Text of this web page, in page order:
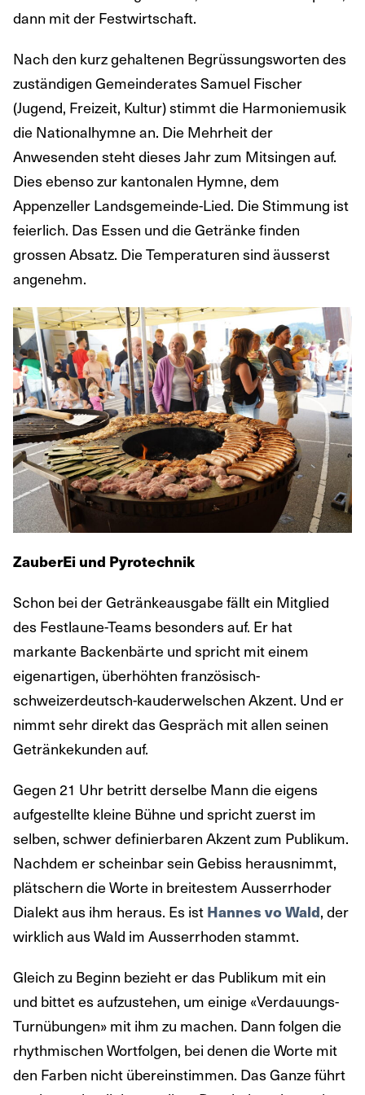
dann mit der Festwirtschaft.
Nach den kurz gehaltenen Begrüssungsworten des
zuständigen Gemeinderates Samuel Fischer
(Jugend, Freizeit, Kultur) stimmt die Harmoniemusik
die Nationalhymne an. Die Mehrheit der
Anwesenden steht dieses Jahr zum Mitsingen auf.
Dies ebenso zur kantonalen Hymne, dem
Appenzeller Landsgemeinde-Lied. Die Stimmung ist
feierlich. Das Essen und die Getränke finden
grossen Absatz. Die Temperaturen sind äusserst
angenehm.
ZauberEi und Pyrotechnik
Schon bei der Getränkeausgabe fällt ein Mitglied
des Festlaune-Teams besonders auf. Er hat
markante Backenbärte und spricht mit einem
eigenartigen, überhöhten französisch-
schweizerdeutsch-kauderwelschen Akzent. Und er
nimmt sehr direkt das Gespräch mit allen seinen
Getränkekunden auf.
Gegen 21 Uhr betritt derselbe Mann die eigens
aufgestellte kleine Bühne und spricht zuerst im
selben, schwer definierbaren Akzent zum Publikum.
Nachdem er scheinbar sein Gebiss herausnimmt,
plätschern die Worte in breitestem Ausserrhoder
Dialekt aus ihm heraus. Es istHannes vo Wald, der
wirklich aus Wald im Ausserrhoden stammt.
Gleich zu Beginn bezieht er das Publikum mit ein
und bittet es aufzustehen, um einige «Verdauungs-
Turnübungen» mit ihm zu machen. Dann folgen die
rhythmischen Wortfolgen, bei denen die Worte mit
den Farben nicht übereinstimmen. Das Ganze führt